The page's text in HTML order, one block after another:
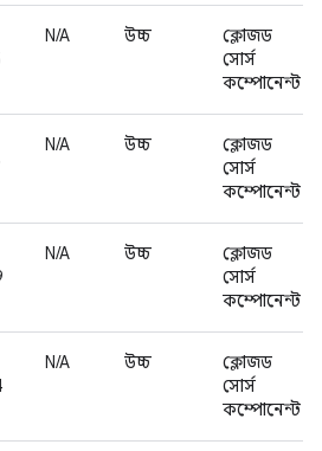
N/A উচ্চ
ক্লোজড
সোর্স
কম্পোনেন্ট
N/A উচ্চ
ক্লোজড
সোর্স
কম্পোনেন্ট
N/A উচ্চ
ক্লোজড
সোর্স
কম্পোনেন্ট
N/A উচ্চ
ক্লোজড
সোর্স
কম্পোনেন্ট